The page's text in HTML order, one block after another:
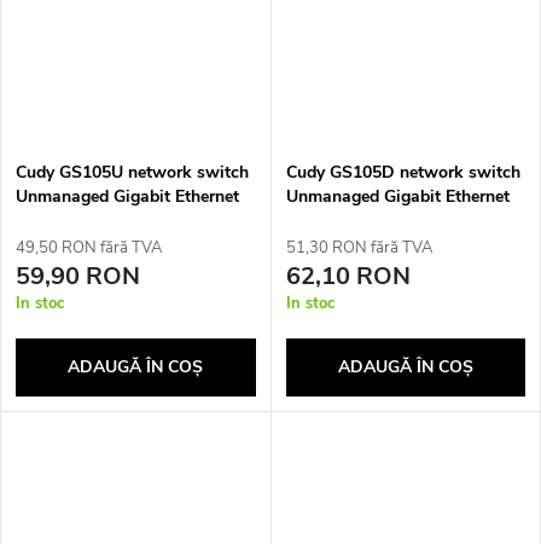
Cudy GS105U network switch
Unmanaged Gigabit Ethernet
49,50 RON fără TVA
59,90 RON
In stoc
ADAUGĂ ÎN COŞ
Cudy GS105D network switch
Unmanaged Gigabit Ethernet
51,30 RON fără TVA
62,10 RON
In stoc
ADAUGĂ ÎN COŞ